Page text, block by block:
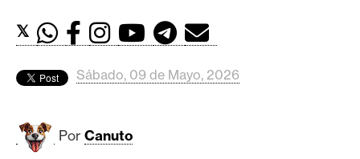
d
s
B
𝕏
Sábado, 09 de Mayo, 2026
Por Canuto